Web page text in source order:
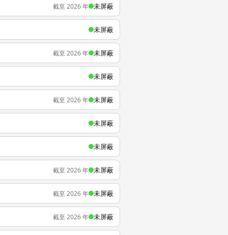
截至 2026 年 未屏蔽
未屏蔽
截至 2026 年 未屏蔽
未屏蔽
截至 2026 年 未屏蔽
未屏蔽
未屏蔽
截至 2026 年 未屏蔽
截至 2026 年 未屏蔽
截至 2026 年 未屏蔽